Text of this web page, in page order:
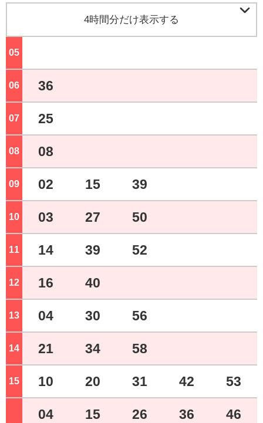
4時間分だけ表示する 
05
06 36
07 25
08 08
09 02 15 39
10 03 27 50
11 14 39 52
12 16 40
13 04 30 56
14 21 34 58
15 10 20 31 42 53
04 15 26 36 46